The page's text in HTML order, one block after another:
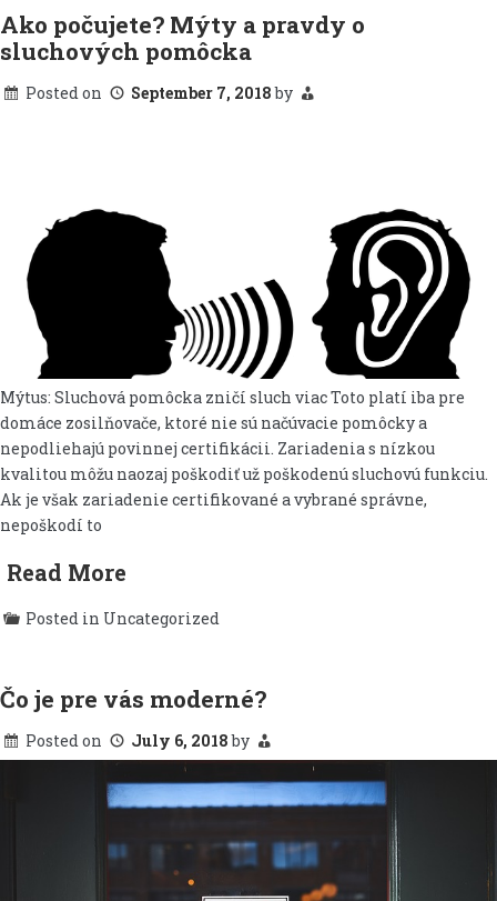
content
Ako počujete? Mýty a pravdy o
sluchových pomôcka
Posted on September 7, 2018by
Mýtus: Sluchová pomôcka zničí sluch viac Toto platí iba pre
domáce zosilňovače, ktoré nie sú načúvacie pomôcky a
nepodliehajú povinnej certifikácii. Zariadenia s nízkou
kvalitou môžu naozaj poškodiť už poškodenú sluchovú funkciu.
Ak je však zariadenie certifikované a vybrané správne,
nepoškodí to
Read More
Posted in Uncategorized
Čo je pre vás moderné?
Posted on July 6, 2018by